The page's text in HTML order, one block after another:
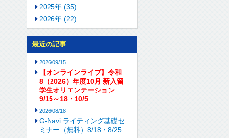
2025年 (35)
2026年 (22)
最近の記事
2026/09/15
【オンラインライブ】令和
8（2026）年度10月 新入留
学生オリエンテーション
9/15～18・10/5
2026/08/18
G-Navi ライティング基礎セ
ミナー（無料）8/18・8/25